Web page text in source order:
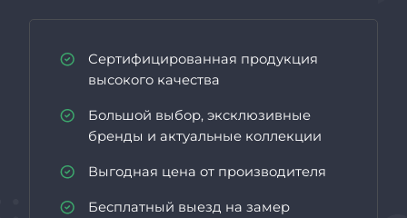
Сертифицированная продукция
высокого качества
Большой выбор, эксклюзивные
бренды и актуальные коллекции
Выгодная цена от производителя
Бесплатный выезд на замер